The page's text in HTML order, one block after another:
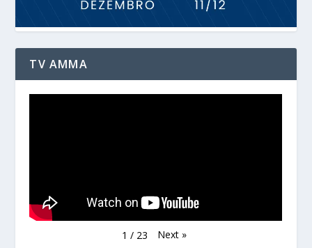
TV AMMA
1 / 23 Next »